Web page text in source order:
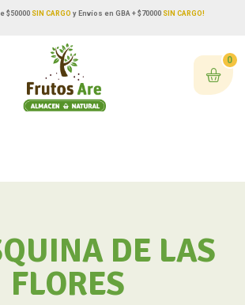
$50000SIN CARGO y Envíos en GBA + $70000 SIN CARGO!
0
DE LAS
FLORES